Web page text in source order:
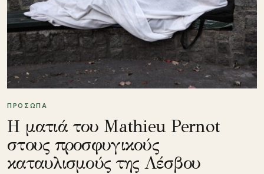
ΠΡΟΣΩΠΑ
Η ματιά του Mathieu Pernot
στους προσφυγικούς
καταυλισμούς της Λέσβου